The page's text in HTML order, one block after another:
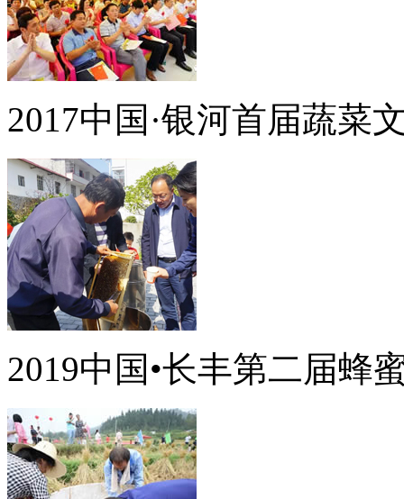
2017中国·银河首届蔬菜
2019中国•长丰第二届蜂